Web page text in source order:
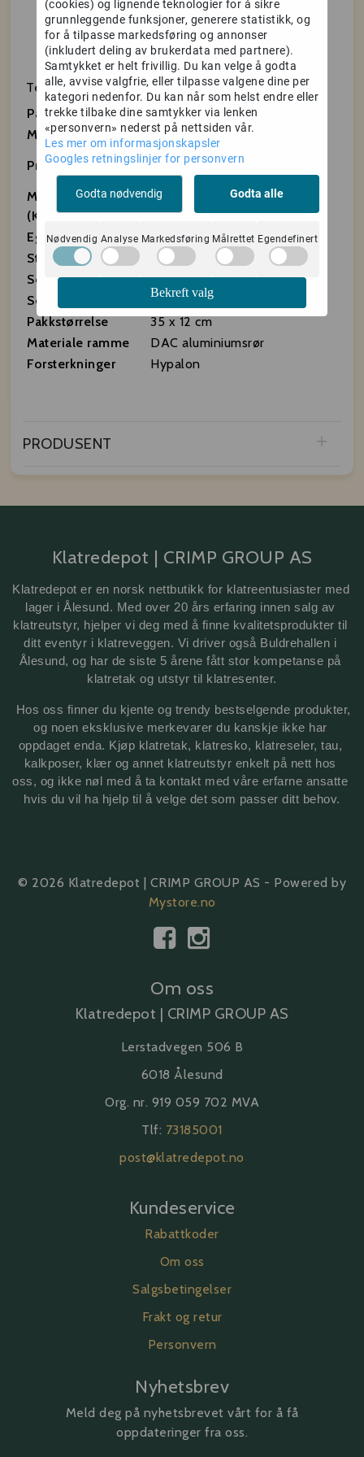
med ekstremt solide, hypalonforsterkede
kanaler som tåler massiv belastning uten å
revne.
Teknisk spesifikasjon:
Parameter
Spesifikasjon
Modell
Helinox Chair One
Produkttype
Ultralett, sammenleggbar
turstol
Maks vekt
(Kapasitet)
145 kg
Egenvekt
960 g
Stolhøyde
65 cm
Setehøyde
35 cm
Setebredde
52 cm
Pakkstørrelse
35 x 12 cm
Materiale ramme
DAC aluminiumsrør
Forsterkninger
Hypalon
PRODUSENT
(cookies) og lignende teknologier for å sikre
grunnleggende funksjoner, generere statistikk, og
for å tilpasse markedsføring og annonser
(inkludert deling av brukerdata med partnere).
Samtykket er helt frivillig. Du kan velge å godta
alle, avvise valgfrie, eller tilpasse valgene dine per
kategori nedenfor. Du kan når som helst endre eller
trekke tilbake dine samtykker via lenken
«personvern» nederst på nettsiden vår.
Les mer om informasjonskapsler
Googles retningslinjer for personvern
Godta nødvendig Godta alle
Nødvendig Analyse Markedsføring Målrettet Egendefinert
Bekreft valg
Klatredepot | CRIMP GROUP AS
Klatredepot er en norsk nettbutikk for klatreentusiaster med
lager i Ålesund. Med over 20 års erfaring innen salg av
klatreutstyr, hjelper vi deg med å finne kvalitetsprodukter til
ditt eventyr i klatreveggen. Vi driver også Buldrehallen i
klatretak og utstyr til klatresenter.
Hos oss finner du kjente og trendy bestselgende produkter,
og noen eksklusive merkevarer du kanskje ikke har
oppdaget enda. Kjøp klatretak, klatresko, klatreseler, tau,
kalkposer, klær og annet klatreutstyr enkelt på nett hos
oss, og ikke nøl med å ta kontakt med våre erfarne ansatte
hvis du vil ha hjelp til å velge det som passer ditt behov.
© 2026 Klatredepot | CRIMP GROUP AS - Powered by
Mystore.no
Om oss
Klatredepot | CRIMP GROUP AS
Lerstadvegen 506 B
6018 Ålesund
Org. nr. 919 059 702 MVA
Tlf: 73185001
post@klatredepot.no
Kundeservice
Rabattkoder
Om oss
Salgsbetingelser
Frakt og retur
Personvern
Nyhetsbrev
Meld deg på nyhetsbrevet vårt for å få
oppdateringer fra oss.